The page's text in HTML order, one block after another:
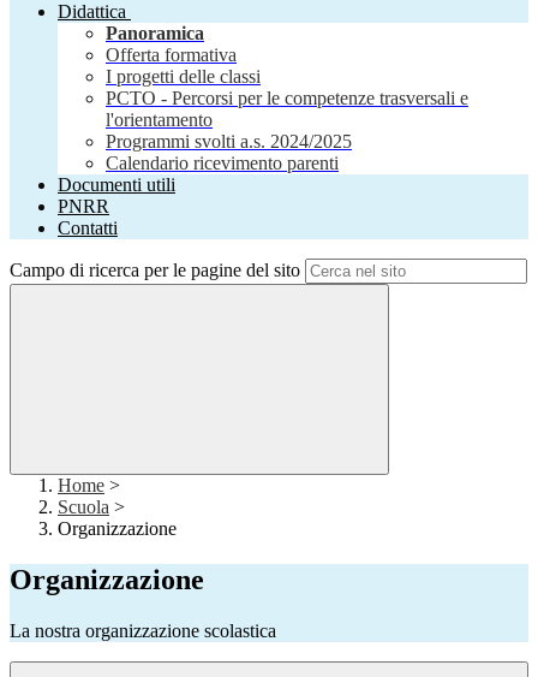
Didattica
Panoramica
Offerta formativa
I progetti delle classi
PCTO - Percorsi per le competenze trasversali e
l'orientamento
Programmi svolti a.s. 2024/2025
Calendario ricevimento parenti
Documenti utili
PNRR
Contatti
Campo di ricerca per le pagine del sito
Home >
Scuola >
Organizzazione
Organizzazione
La nostra organizzazione scolastica